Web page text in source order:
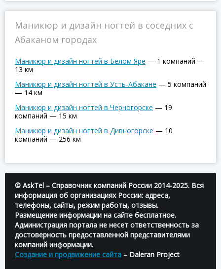
Маникюр и дизайн ногтей в соседних с
Абаканом городах
Маникюр и дизайн ногтей в Белом Яре — 1 компаний —
13 км
Маникюр и дизайн ногтей в Усть-Абакане — 5 компаний
— 14 км
Маникюр и дизайн ногтей в Черногорске — 19
компаний — 15 км
Маникюр и дизайн ногтей в Дивногорске — 10
компаний — 256 км
© AskTel – Справочник компаний России 2014-2025. Вся
информация об организациях России: адреса,
телефоны, сайты, режим работы, отзывы.
Размещение информации на сайте бесплатное.
Администрация портала не несет ответственность за
достоверность предоставленной представителями
компаний информации.
Создание и продвижение сайта – Daleran Project